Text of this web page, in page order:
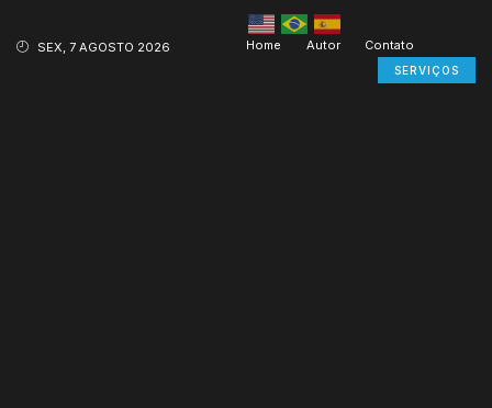
SEX, 7 AGOSTO 2026 Home Autor Contato
SERVIÇOS